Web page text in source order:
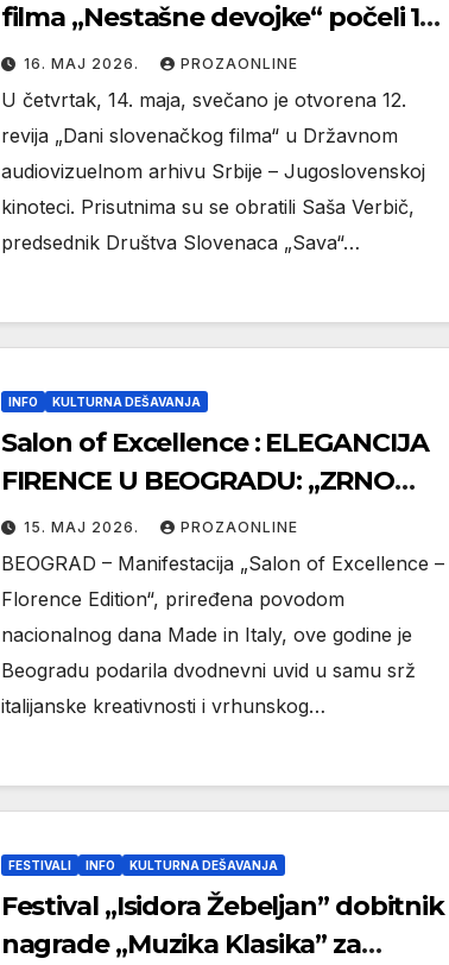
filma „Nestašne devojke“ počeli 12.
Dani slovenačkog filma
16. МАЈ 2026. PROZAONLINE
U četvrtak, 14. maja, svečano je otvorena 12.
revija „Dani slovenačkog filma“ u Državnom
audiovizuelnom arhivu Srbije – Jugoslovenskoj
kinoteci. Prisutnima su se obratili Saša Verbič,
predsednik Društva Slovenaca „Sava“…
INFO KULTURNA DEŠAVANJA
Salon of Excellence : ELEGANCIJA
FIRENCE U BEOGRADU: „ZRNO
LUDOSTI“ KAO SIMBOL
VRHUNSKOG ZANATSTVA
15. МАЈ 2026. PROZAONLINE
BEOGRAD – Manifestacija „Salon of Excellence –
Florence Edition“, priređena povodom
nacionalnog dana Made in Italy, ove godine je
Beogradu podarila dvodnevni uvid u samu srž
italijanske kreativnosti i vrhunskog…
FESTIVALI INFO KULTURNA DEŠAVANJA
Festival „Isidora Žebeljan” dobitnik
nagrade „Muzika Klasika” za